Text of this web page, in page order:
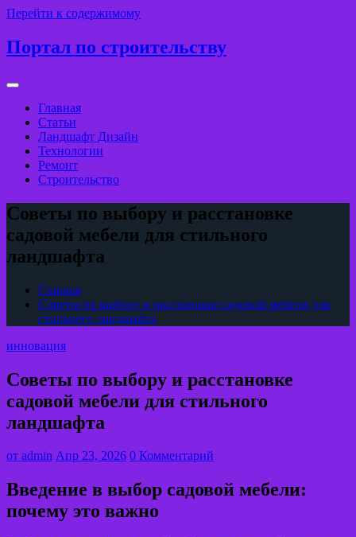
Перейти к содержимому
Портал по строительству
Главная
Статьи
Ландшафт Дизайн
Технологии
Ремонт
Строительство
Советы по выбору и расстановке
садовой мебели для стильного
ландшафта
Главная
Советы по выбору и расстановке садовой мебели для
стильного ландшафта
инновация
Советы по выбору и расстановке
садовой мебели для стильного
ландшафта
от admin Апр 23, 2026 0 Комментарий
Введение в выбор садовой мебели:
почему это важно